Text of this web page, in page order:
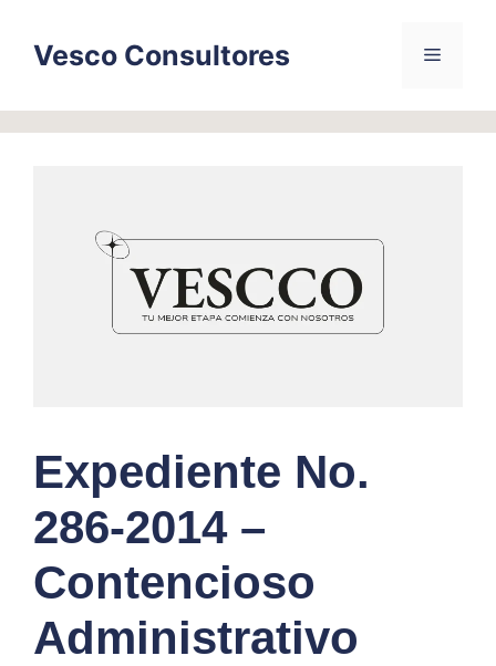
contentVesco Consultores Menu
Expediente No.
286-2014 –
Contencioso
Administrativo